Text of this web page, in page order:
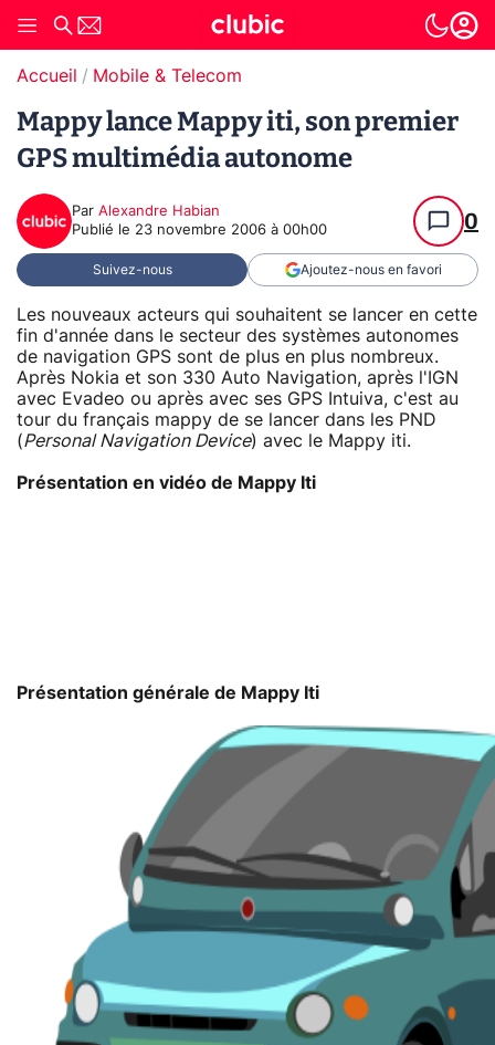
Accueil Mobile & Telecom
Mappy lance Mappy iti, son premier
GPS multimédia autonome
Par Alexandre Habian
Publié le 23 novembre 2006 à 00h00 0
Suivez-nous Ajoutez-nous en favori
Les nouveaux acteurs qui souhaitent se lancer en cette
fin d'année dans le secteur des systèmes autonomes
de navigation GPS sont de plus en plus nombreux.
Après Nokia et son 330 Auto Navigation, après l'IGN
avec Evadeo ou après avec ses GPS Intuiva, c'est au
tour du français mappy de se lancer dans les PND
(Personal Navigation Device) avec le Mappy iti.
Présentation en vidéo de Mappy Iti
Présentation générale de Mappy Iti